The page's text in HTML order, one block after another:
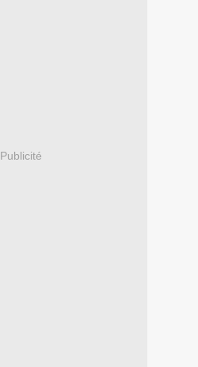
Publicité